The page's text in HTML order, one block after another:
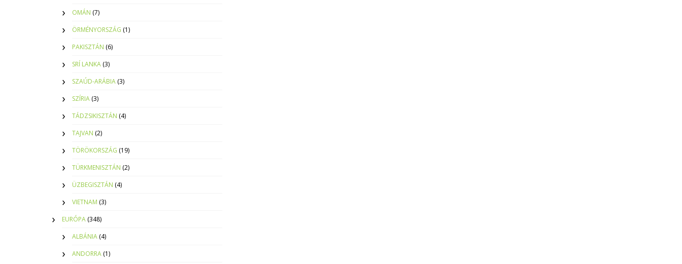
OMÁN (7)
ÖRMÉNYORSZÁG (1)
PAKISZTÁN (6)
SRÍ LANKA (3)
SZAÚD-ARÁBIA (3)
SZÍRIA (3)
TÁDZSIKISZTÁN (4)
TAJVAN (2)
TÖRÖKORSZÁG (19)
TÜRKMENISZTÁN (2)
ÜZBEGISZTÁN (4)
VIETNAM (3)
EURÓPA (348)
ALBÁNIA (4)
ANDORRA (1)